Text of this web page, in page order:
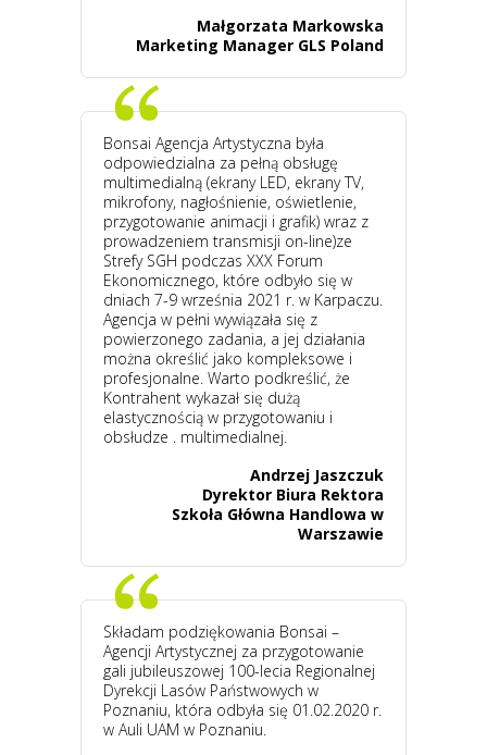
Małgorzata Markowska
Marketing Manager GLS Poland
Bonsai Agencja Artystyczna była
odpowiedzialna za pełną obsługę
multimedialną (ekrany LED, ekrany TV,
mikrofony, nagłośnienie, oświetlenie,
przygotowanie animacji i grafik) wraz z
prowadzeniem transmisji on-line)ze
Strefy SGH podczas XXX Forum
Ekonomicznego, które odbyło się w
dniach 7-9 września 2021 r. w Karpaczu.
Agencja w pełni wywiązała się z
powierzonego zadania, a jej działania
można określić jako kompleksowe i
profesjonalne. Warto podkreślić, że
Kontrahent wykazał się dużą
elastycznością w przygotowaniu i
obsłudze . multimedialnej.
Andrzej Jaszczuk
Dyrektor Biura Rektora
Szkoła Główna Handlowa w
Warszawie
Składam podziękowania Bonsai –
Agencji Artystycznej za przygotowanie
gali jubileuszowej 100-lecia Regionalnej
Dyrekcji Lasów Państwowych w
Poznaniu, która odbyła się 01.02.2020 r.
w Auli UAM w Poznaniu.